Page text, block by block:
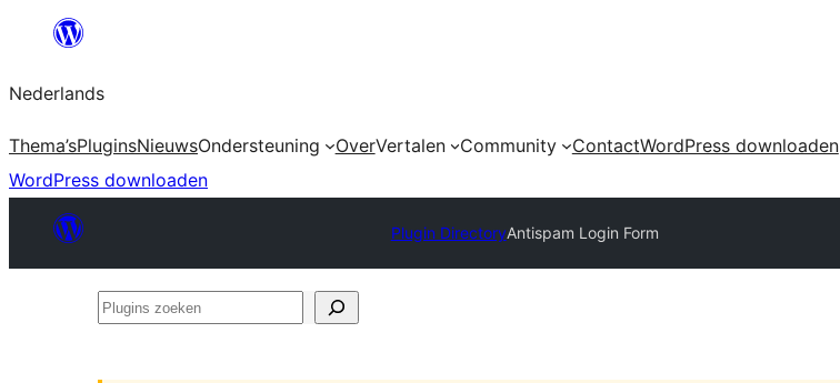
de
inhoud
Nederlands
Thema’sPluginsNieuwsOndersteuning OverVertalen Community ContactWordPress downloaden
WordPress downloaden
Plugin DirectoryAntispam Login Form
Plugins